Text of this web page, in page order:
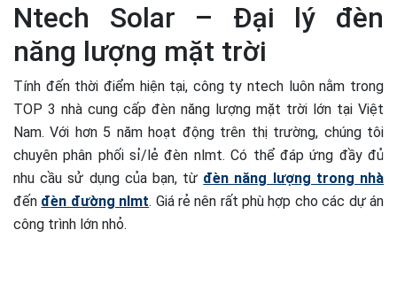
Ntech Solar – Đại lý đèn
năng lượng mặt trời
Tính đến thời điểm hiện tại, công ty ntech luôn nằm trong
TOP 3 nhà cung cấp đèn năng lượng mặt trời lớn tại Việt
Nam. Với hơn 5 năm hoạt động trên thị trường, chúng tôi
chuyên phân phối sỉ/lẻ đèn nlmt. Có thể đáp ứng đầy đủ
nhu cầu sử dụng của bạn, từ đèn năng lượng trong nhà
đến đèn đường nlmt. Giá rẻ nên rất phù hợp cho các dự án
công trình lớn nhỏ.